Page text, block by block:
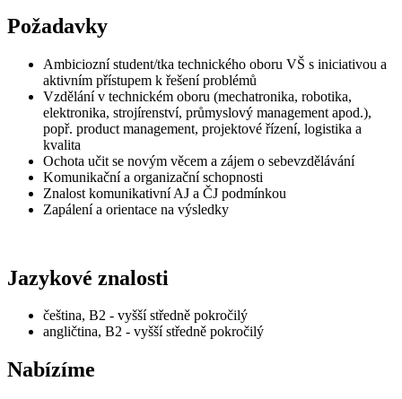
Požadavky
Ambiciozní student/tka technického oboru VŠ s iniciativou a
aktivním přístupem k řešení problémů
Vzdělání v technickém oboru (mechatronika, robotika,
elektronika, strojírenství, průmyslový management apod.),
popř. product management, projektové řízení, logistika a
kvalita
Ochota učit se novým věcem a zájem o sebevzdělávání
Komunikační a organizační schopnosti
Znalost komunikativní AJ a ČJ podmínkou
Zapálení a orientace na výsledky
Jazykové znalosti
čeština, B2 - vyšší středně pokročilý
angličtina, B2 - vyšší středně pokročilý
Nabízíme